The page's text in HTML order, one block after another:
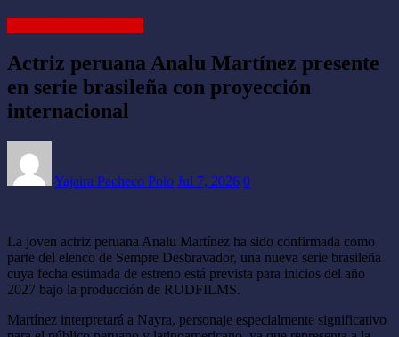
Actriz peruana Analu Martínez presente
en serie brasileña con proyección
internacional
Yajaira Pacheco Polo Jul 7, 2026 0
La joven actriz peruana Analu Martínez ha sido confirmada como
parte del elenco de Sempre Desbravador, una nueva serie brasileña
cuya fecha estimada de estreno está prevista para inicios del año
2027 bajo la producción de RUDFILMS.
Martínez interpretará a Nayra, personaje especialmente significativo